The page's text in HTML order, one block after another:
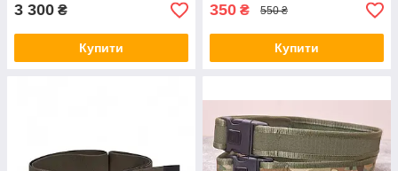
3 300 ₴
Купити
350 ₴ 550 ₴
Купити